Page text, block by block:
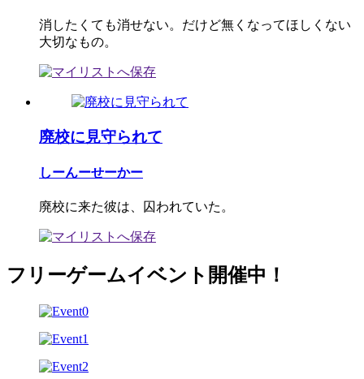
消したくても消せない。だけど無くなってほしくない
大切なもの。
廃校に見守られて
しーんーせーかー
廃校に来た彼は、囚われていた。
フリーゲームイベント開催中！